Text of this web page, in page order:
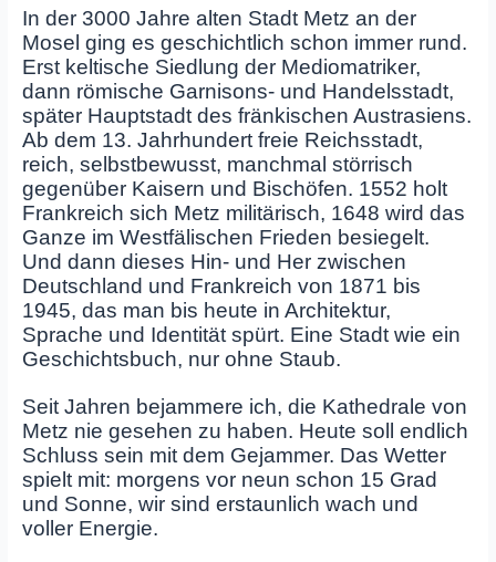
In der 3000 Jahre alten Stadt Metz an der
Mosel ging es geschichtlich schon immer rund.
Erst keltische Siedlung der Mediomatriker,
dann römische Garnisons‑ und Handelsstadt,
später Hauptstadt des fränkischen Austrasiens.
Ab dem 13. Jahrhundert freie Reichsstadt,
reich, selbstbewusst, manchmal störrisch
gegenüber Kaisern und Bischöfen. 1552 holt
Frankreich sich Metz militärisch, 1648 wird das
Ganze im Westfälischen Frieden besiegelt.
Und dann dieses Hin‑ und Her zwischen
Deutschland und Frankreich von 1871 bis
1945, das man bis heute in Architektur,
Sprache und Identität spürt. Eine Stadt wie ein
Geschichtsbuch, nur ohne Staub.
Seit Jahren bejammere ich, die Kathedrale von
Metz nie gesehen zu haben. Heute soll endlich
Schluss sein mit dem Gejammer. Das Wetter
spielt mit: morgens vor neun schon 15 Grad
und Sonne, wir sind erstaunlich wach und
voller Energie.